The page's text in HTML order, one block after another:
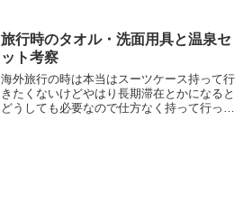
み方が多くて当て字もあって困った。
旅行時のタオル・洗面用具と温泉セ
ット考察
海外旅行の時は本当はスーツケース持って行
きたくないけどやはり長期滞在とかになると
どうしても必要なので仕方なく持って行って